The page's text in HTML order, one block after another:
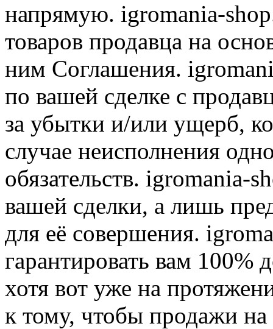
напрямую. igromania-
товаров продавца на
ним Соглашения.
по вашей сделке с
за убытки и/или ущерб,
случае неисполнения
обязательств. igromania-
вашей сделки, а лишь
для её совершения.
гарантировать вам 100%
хотя вот уже на
к тому, чтобы продажи